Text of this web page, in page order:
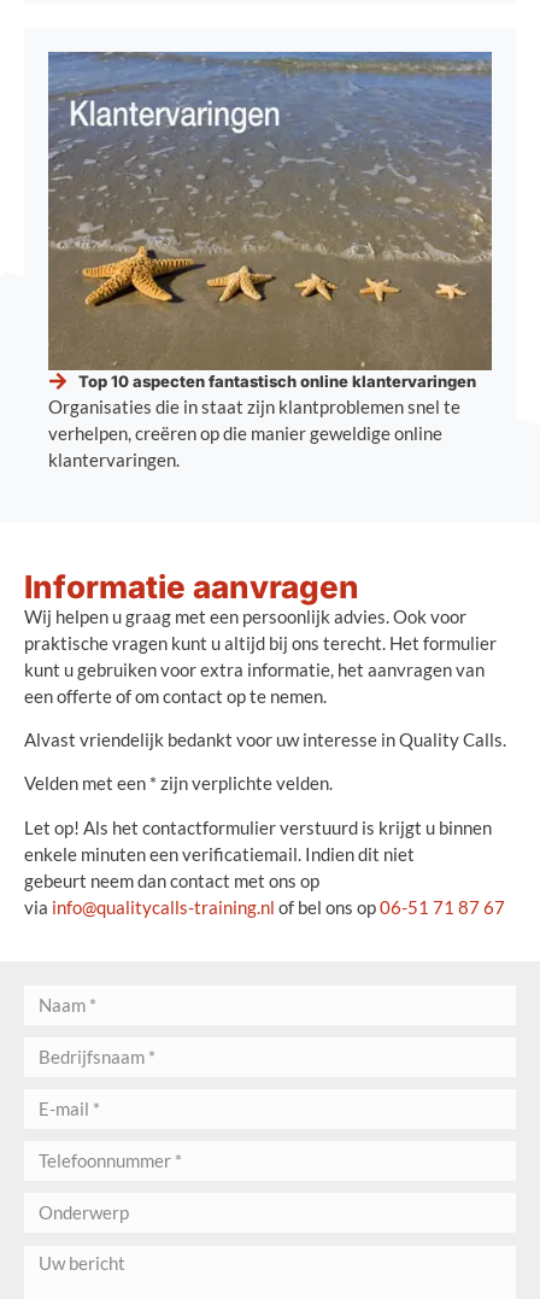
Top 10 aspecten fantastisch online klantervaringen
Organisaties die in staat zijn klantproblemen snel te
verhelpen, creëren op die manier geweldige online
klantervaringen.
Informatie aanvragen
Wij helpen u graag met een persoonlijk advies. Ook voor
praktische vragen kunt u altijd bij ons terecht. Het formulier
kunt u gebruiken voor extra informatie, het aanvragen van
een offerte of om contact op te nemen.
Alvast vriendelijk bedankt voor uw interesse in Quality Calls.
Velden met een * zijn verplichte velden.
Let op! Als het contactformulier verstuurd is krijgt u binnen
enkele minuten een verificatiemail. Indien dit niet
gebeurt neem dan contact met ons op
via info@qualitycalls-training.nl of bel ons op06-51 71 87 67